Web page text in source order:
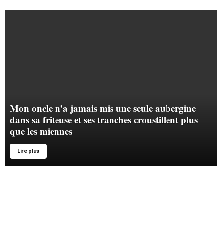
Mon oncle n’a jamais mis une seule aubergine
dans sa friteuse et ses tranches croustillent plus
que les miennes
Lire plus